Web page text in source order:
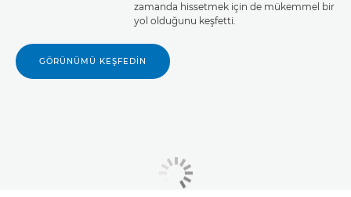
zamanda hissetmek için de mükemmel bir
yol olduğunu keşfetti.
GÖRÜNÜMÜ KEŞFEDİN